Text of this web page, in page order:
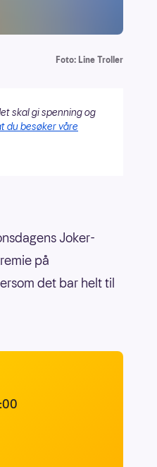
Foto: Line Troller
skal gi spenning og
du besøker våre
Joker-
på
det bar helt til